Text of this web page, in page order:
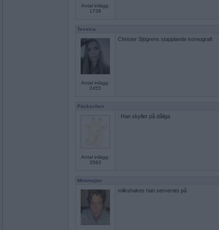
Antal inlägg:
1738
Tessica
Antal inlägg:
2455
Christer Sjögrens stapplande koreografi
Päckschen
Antal inlägg:
3583
. Han skyller på dåliga
Minimojan
milkshakes han serverats på